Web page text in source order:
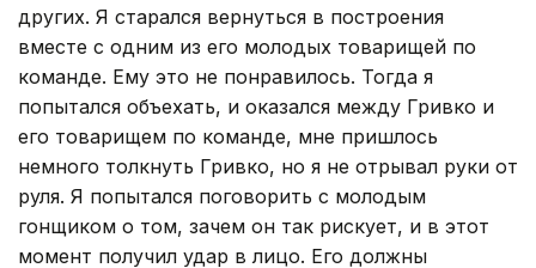
других. Я старался вернуться в построения
вместе с одним из его молодых товарищей по
команде. Ему это не понравилось. Тогда я
попытался объехать, и оказался между Гривко и
его товарищем по команде, мне пришлось
немного толкнуть Гривко, но я не отрывал руки от
руля. Я попытался поговорить с молодым
гонщиком о том, зачем он так рискует, и в этот
момент получил удар в лицо. Его должны